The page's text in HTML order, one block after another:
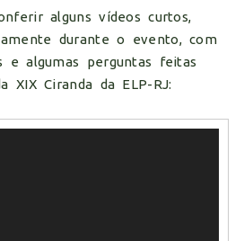
alguns vídeos curtos,
durante o evento, com
e algumas perguntas feitas
XIX Ciranda da ELP-RJ: